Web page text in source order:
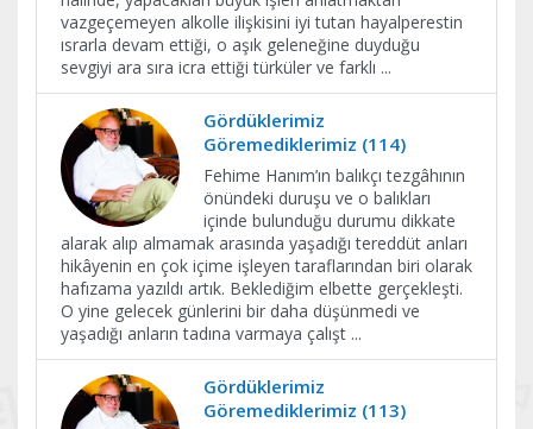
vazgeçemeyen alkolle ilişkisini iyi tutan hayalperestin
ısrarla devam ettiği, o aşık geleneğine duyduğu
sevgiyi ara sıra icra ettiği türküler ve farklı ...
Gördüklerimiz
Göremediklerimiz (114)
Fehime Hanım’ın balıkçı tezgâhının
önündeki duruşu ve o balıkları
içinde bulunduğu durumu dikkate
alarak alıp almamak arasında yaşadığı tereddüt anları
hikâyenin en çok içime işleyen taraflarından biri olarak
hafızama yazıldı artık. Beklediğim elbette gerçekleşti.
O yine gelecek günlerini bir daha düşünmedi ve
yaşadığı anların tadına varmaya çalışt ...
Gördüklerimiz
Göremediklerimiz (113)